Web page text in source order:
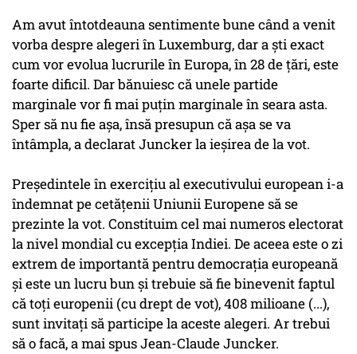
Am avut întotdeauna sentimente bune când a venit
vorba despre alegeri în Luxemburg, dar a şti exact
cum vor evolua lucrurile în Europa, în 28 de ţări, este
foarte dificil. Dar bănuiesc că unele partide
marginale vor fi mai puţin marginale în seara asta.
Sper să nu fie aşa, însă presupun că aşa se va
întâmpla, a declarat Juncker la ieşirea de la vot.
Preşedintele în exerciţiu al executivului european i-a
îndemnat pe cetăţenii Uniunii Europene să se
prezinte la vot. Constituim cel mai numeros electorat
la nivel mondial cu excepţia Indiei. De aceea este o zi
extrem de importantă pentru democraţia europeană
şi este un lucru bun şi trebuie să fie binevenit faptul
că toţi europenii (cu drept de vot), 408 milioane (...),
sunt invitaţi să participe la aceste alegeri. Ar trebui
să o facă, a mai spus Jean-Claude Juncker.